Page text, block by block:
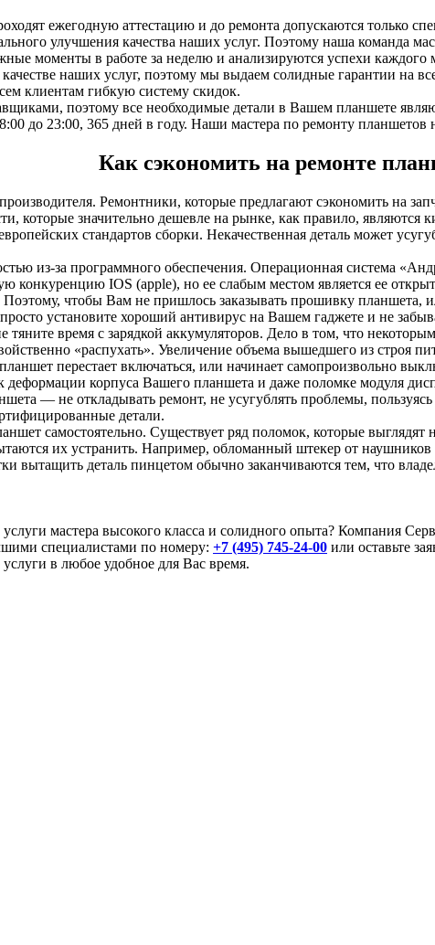
ежегодную аттестацию и до ремонта допускаются только
улучшения качества наших услуг. Поэтому наша команда
моменты в работе за неделю и анализируются успехи каждого
наших услуг, поэтому мы выдаем солидные гарантии на
клиентам гибкую систему скидок.
поэтому все необходимые детали в Вашем планшете
до 23:00, 365 дней в году. Наши мастера по ремонту планшетов
Как сэкономить на ремонте
Ремонтники, которые предлагают сэкономить на
которые значительно дешевле на рынке, как правило, являются
стандартов сборки. Некачественная деталь может
из-за программного обеспечения. Операционная система
конкуренцию IOS (apple), но ее слабым местом является ее
чтобы Вам не пришлось заказывать прошивку планшета,
установите хороший антивирус на Вашем гаджете и не
время с зарядкой аккумуляторов. Дело в том, что
«распухать». Увеличение объема вышедшего из строя
перестает включаться, или начинает самопроизвольно
корпуса Вашего планшета и даже поломке модуля
— не откладывать ремонт, не усугублять проблемы, пользуясь
детали.
самостоятельно. Существует ряд поломок, которые выглядят
их устранить. Например, обломанный штекер от наушников
вытащить деталь пинцетом обычно заканчиваются тем, что
мастера высокого класса и солидного опыта? Компания
специалистами по номеру: +7 (495) 745-24-00 или оставьте
в любое удобное для Вас время.